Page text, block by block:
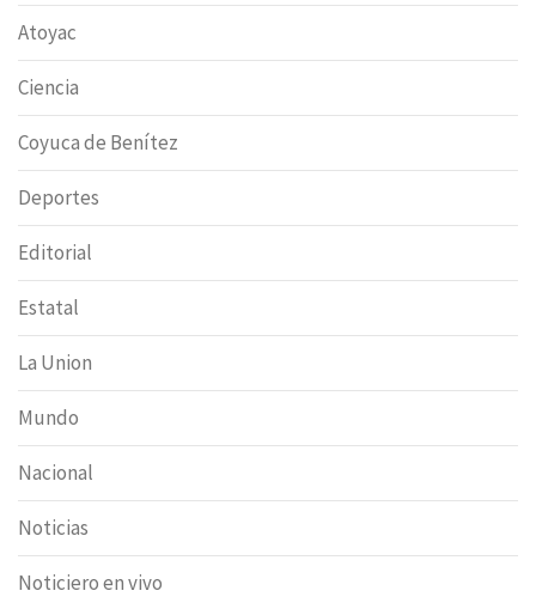
Atoyac
Ciencia
Coyuca de Benítez
Deportes
Editorial
Estatal
La Union
Mundo
Nacional
Noticias
Noticiero en vivo